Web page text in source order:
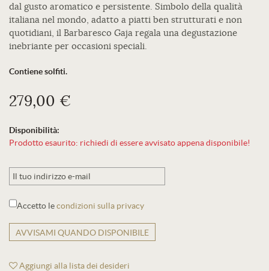
dal gusto aromatico e persistente. Simbolo della qualità
italiana nel mondo, adatto a piatti ben strutturati e non
quotidiani, il Barbaresco Gaja regala una degustazione
inebriante per occasioni speciali.
Contiene solfiti.
279,00 €
Disponibilità:
Prodotto esaurito: richiedi di essere avvisato appena disponibile!
Accetto lecondizioni sulla privacy
AVVISAMI QUANDO DISPONIBILE
Aggiungi alla lista dei desideri